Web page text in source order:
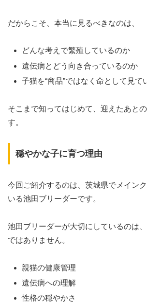
だからこそ、本当に見るべきなのは、
どんな考えで繁殖しているのか
遺伝病とどう向き合っているのか
子猫を“商品”ではなく命として見て
そこまで知ってはじめて、迎えたあと
す。
穏やかな子に育つ理由
今回ご紹介するのは、茨城県でメイン
いる池田ブリーダーです。
池田ブリーダーが大切にしているのは
ではありません。
親猫の健康管理
遺伝病への理解
性格の穏やかさ